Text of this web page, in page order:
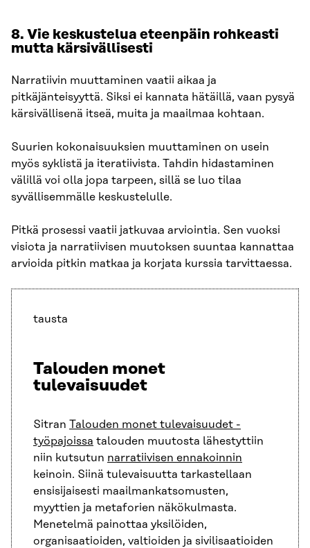
8. Vie keskustelua eteenpäin rohkeasti
mutta kärsivällisesti
Narratiivin muuttaminen vaatii aikaa ja
pitkäjänteisyyttä. Siksi ei kannata hätäillä, vaan pysyä
kärsivällisenä itseä, muita ja maailmaa kohtaan.
Suurien kokonaisuuksien muuttaminen on usein
myös syklistä ja iteratiivista. Tahdin hidastaminen
välillä voi olla jopa tarpeen, sillä se luo tilaa
syvällisemmälle keskustelulle.
Pitkä prosessi vaatii jatkuvaa arviointia. Sen vuoksi
visiota ja narratiivisen muutoksen suuntaa kannattaa
arvioida pitkin matkaa ja korjata kurssia tarvittaessa.
tausta
Talouden monet
tulevaisuudet
Sitran Talouden monet tulevaisuudet -
työpajoissa talouden muutosta lähestyttiin
niin kutsutun narratiivisen ennakoinnin
keinoin. Siinä tulevaisuutta tarkastellaan
ensisijaisesti maailmankatsomusten,
myyttien ja metaforien näkökulmasta.
Menetelmä painottaa yksilöiden,
organisaatioiden, valtioiden ja sivilisaatioiden